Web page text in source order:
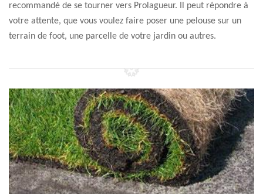
recommandé de se tourner vers Prolagueur. Il peut répondre à
votre attente, que vous voulez faire poser une pelouse sur un
terrain de foot, une parcelle de votre jardin ou autres.